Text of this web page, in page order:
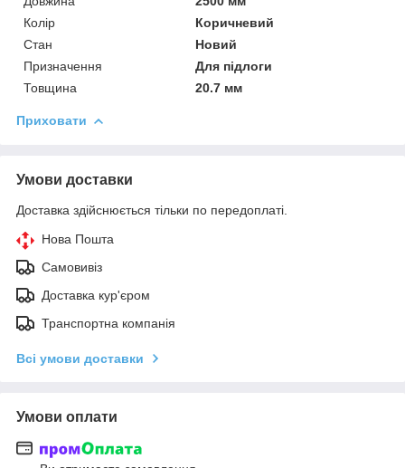
Колір
Коричневий
Стан
Новий
Призначення
Для підлоги
Товщина
20.7 мм
Приховати
Умови доставки
Доставка здійснюється тільки по передоплаті.
Нова Пошта
Самовивіз
Доставка кур'єром
Транспортна компанія
Всі умови доставки
Умови оплати